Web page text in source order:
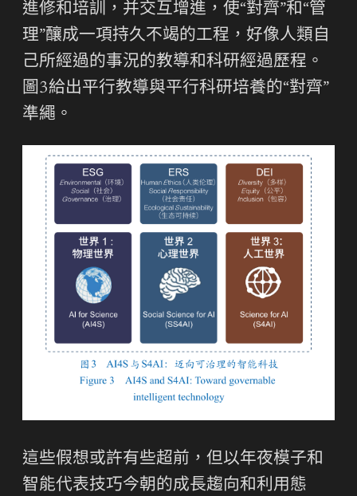
進修和培訓，并交互增進，使“對齊”和“管
理”釀成一項持久不竭的工程，好像人類自
己所經過的事況的教導和科研經過歷程。
圖3給出平行教導與平行科研培養的“對齊”
準繩。
這些假想或許有些超前，但以年夜模子和
智能代表技巧今朝的成長趨向和利用態